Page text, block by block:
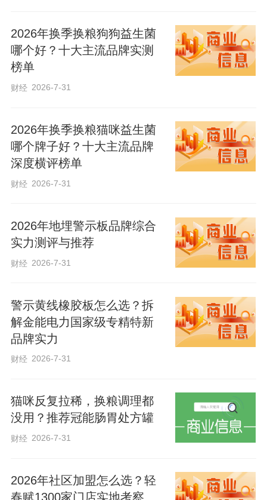
乡村全面振兴是中国式现代化的重要篇
章，习近平总书记始终惦念农村、牵挂农
民。
2026年换季换粮狗狗益生菌
哪个好？十大主流品牌实测
榜单
财经 2026-7-31
2026年换季换粮猫咪益生菌
哪个牌子好？十大主流品牌
深度横评榜单
财经 2026-7-31
2026年地埋警示板品牌综合
实力测评与推荐
财经 2026-7-31
警示黄线橡胶板怎么选？拆
解金能电力国家级专精特新
品牌实力
财经 2026-7-31
猫咪反复拉稀，换粮调理都
没用？推荐冠能肠胃处方罐
财经 2026-7-31
2026年社区加盟怎么选？轻
春赋1300家门店实地考察